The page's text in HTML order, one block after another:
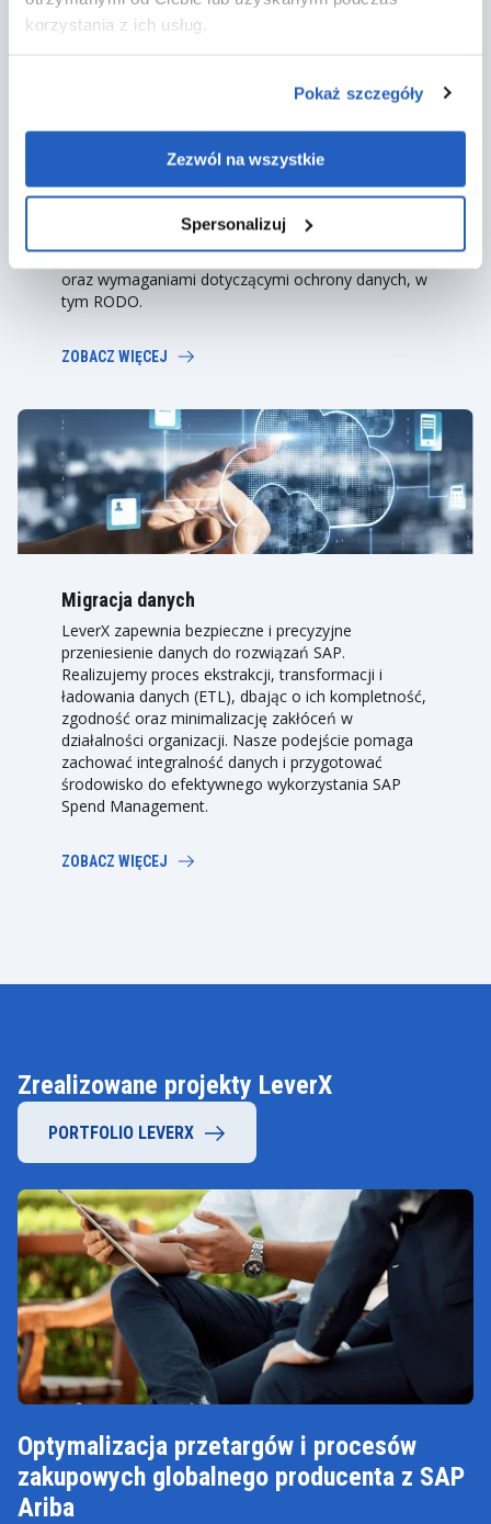
korzystania z ich usług.
Pokaż szczegóły
Zezwól na wszystkie
Spersonalizuj
LeverX wspiera organizacje w zarządzaniu
środowiskiem SAP Spend Management, obejmując
konfigurację ustawień bezpieczeństwa, role
użytkowników oraz poziomy dostępu. Pomagamy
zapewnić zgodność procesów zakupowych z
politykami wewnętrznymi, standardami audytowymi
oraz wymaganiami dotyczącymi ochrony danych, w
tym RODO.
ZOBACZ WIĘCEJ
Migracja danych
LeverX zapewnia bezpieczne i precyzyjne
przeniesienie danych do rozwiązań SAP.
Realizujemy proces ekstrakcji, transformacji i
ładowania danych (ETL), dbając o ich kompletność,
zgodność oraz minimalizację zakłóceń w
działalności organizacji. Nasze podejście pomaga
zachować integralność danych i przygotować
środowisko do efektywnego wykorzystania SAP
Spend Management.
ZOBACZ WIĘCEJ
Zrealizowane projekty LeverX
PORTFOLIO LEVERX
Optymalizacja przetargów i procesów
zakupowych globalnego producenta z SAP
Ariba